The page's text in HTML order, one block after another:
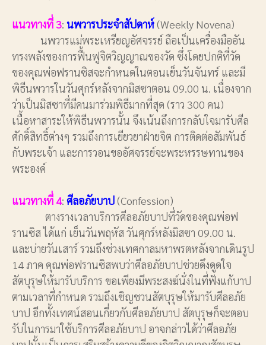
แนวทางที่ 3: นพวารประจำสัปดาห์(Weekly Novena)
นพวารแม่พระเหรียญอัศจรรย์ ถือเป็นเครื่องมืออัน
ทรงพลังของการฟื้นฟูจิตวิญญาณของวัด ซึ่งโดยปกติที่วัด
ของคุณพ่อฟรานซิสจะกำหนดในตอนเย็นวันจันทร์ และมี
พิธีนพวารในวันศุกร์หลังจากมิสซาตอน 09.00 น. เนื่องจาก
ว่าเป็นมิสซาที่มีคนมาร่วมพิธีมากที่สุด (ราว 300 คน)
เนื้อหาสาระให้พิธีนพวารนั้น จึงเน้นถึงการกลับใจมารับศีล
ศักดิ์สิทธิ์ต่างๆ รวมถึงการเยียวยาฝ่ายจิต การติดต่อสัมพันธ์
กับพระเจ้า และการวอนขออัศจรรย์จะพระหรรษทานของ
พระองค์
แนวทางที่ 4: ศีลอภัยบาป(Confession)
ตางรางเวลาบริการศีลอภัยบาปที่วัดของคุณพ่อฟ
รานซิส ได้แก่ เย็นวันพฤหัส วันศุกร์หลังมิสซา 09.00 น.
และบ่ายวันเสาร์ รวมถึงช่วงเทศกาลมหาพรตหลังจากเดินรูป
14 ภาค คุณพ่อฟรานซิสพบว่าศีลอภัยบาปช่วยดึงดูดใจ
สัตบุรุษให้มารับบริการ ขอเพียงมีพระสงฆ์นั่งในที่ฟังแก้บาป
ตามเวลาที่กำหนด รวมถึงเชิญชวนสัตบุรุษให้มารับศีลอภัย
บาป อีกทั้งเทศน์สอนเกี่ยวกับศีลอภัยบาป สัตบุรุษก็จะตอบ
รับในการมาใช้บริการศีลอภัยบาป อาจกล่าวได้ว่าศีลอภัย